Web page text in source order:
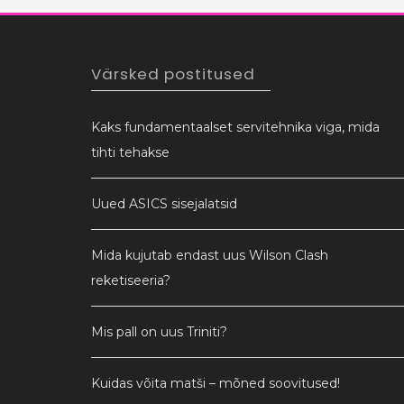
Värsked postitused
Kaks fundamentaalset servitehnika viga, mida
tihti tehakse
Uued ASICS sisejalatsid
Mida kujutab endast uus Wilson Clash
reketiseeria?
Mis pall on uus Triniti?
Kuidas võita matši – mõned soovitused!